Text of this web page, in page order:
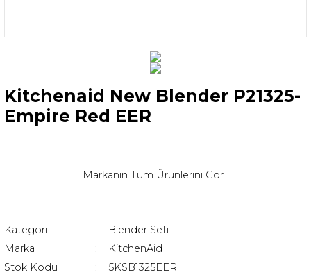
Kitchenaid New Blender P21325-
Empire Red EER
Markanın Tüm Ürünlerini Gör
Kategori
Blender Seti
Marka
KitchenAid
Stok Kodu
5KSB1325EER